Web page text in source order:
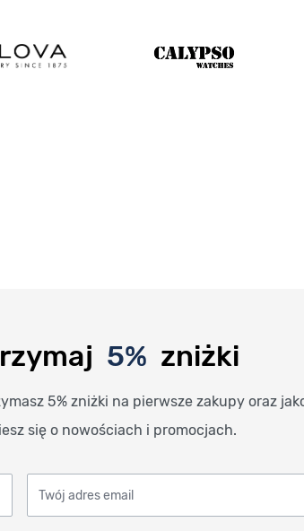
5% zniżki
5% zniżki na pierwsze zakupy oraz
się o nowościach i promocjach.